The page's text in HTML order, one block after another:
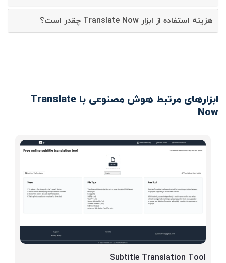
هزینه استفاده از ابزار Translate Now چقدر است؟
ابزارهای مرتبط هوش مصنوعی با Translate
Now
Subtitle Translation Tool